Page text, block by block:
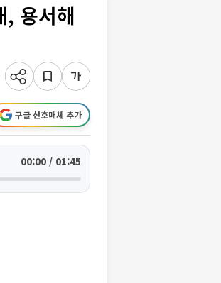
용서해
구글 선호매체 추가
00:00 / 01:45